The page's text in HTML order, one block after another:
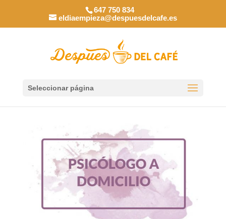
647 750 834
eldiaempieza@despuesdelcafe.es
Seleccionar página